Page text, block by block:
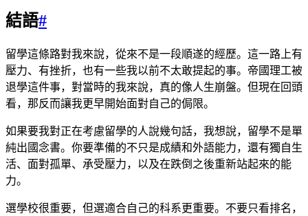
結語#
留學這條路對我來說，從來不是一段順遂的經歷。這一路上有
壓力、有挫折，也有一些我以前不太敢提起的事。帝國理工被
退學這件事，對當時的我來說，真的像人生崩盤。但現在回頭
看，那反而讓我更早開始面對自己的侷限。
如果要我對正在考慮留學的人說幾句話，我想說，留學不是單
純出國念書。你要準備的不只是成績和外語能力，還有獨自生
活、面對孤單、承受壓力，以及在跌倒之後重新站起來的能
力。
選學校很重要，但選適合自己的科系更重要。不要只看排名，